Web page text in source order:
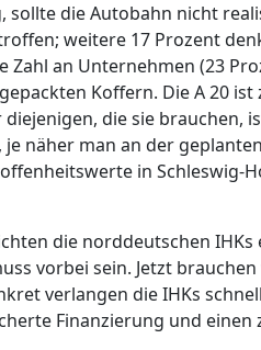
sollte die Autobahn nicht
weitere 17 Prozent
an Unternehmen (23
Koffern. Die A 20
die sie brauchen,
näher man an der
in Schleswig-
die norddeutschen
vorbei sein. Jetzt
verlangen die IHKs
Finanzierung und einen